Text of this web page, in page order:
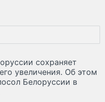
сохраняет
увеличения. Об этом
Белоруссии в